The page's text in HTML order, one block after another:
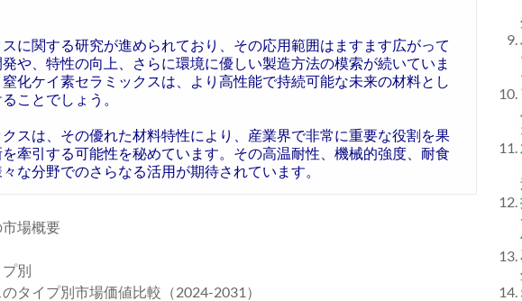
に関する研究が進められており、その応用範囲はますます広がって
や、特性の向上、さらに環境に優しい製造方法の模索が続いていま
化ケイ素セラミックスは、より高性能で持続可能な未来の材料とし
ことでしょう。
スは、その優れた材料特性により、産業界で非常に重要な役割を果
牽引する可能性を秘めています。その高温耐性、機械的強度、耐食
な分野でのさらなる活用が期待されています。
場概要
別
タイプ別市場価値比較（2024-2031）